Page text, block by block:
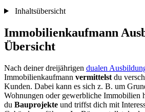
Inhaltsübersicht
Immobilienkaufmann
Übersicht
Nach deiner dreijährigen dualen
Immobilienkaufmann vermittelst du
Kunden. Dabei kann es sich z. B. um
Wohnungen oder gewerbliche Immobilien
du Bauprojekte und triffst dich mit